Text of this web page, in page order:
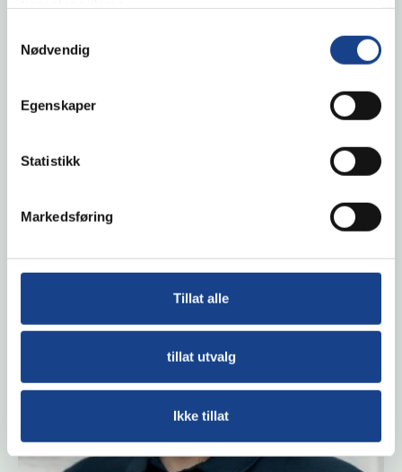
Nødvendig
Egenskaper
Statistikk
Markedsføring
Tillat alle
tillat utvalg
Ikke tillat
Kristoffer Nordbø
+47 991 26 173